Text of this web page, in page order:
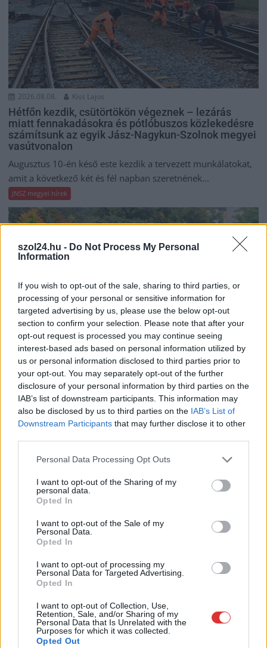
szol24.hu - Do Not Process My Personal
Information
If you wish to opt-out of the sale, sharing to third parties, or
processing of your personal or sensitive information for
targeted advertising by us, please use the below opt-out
section to confirm your selection. Please note that after your
opt-out request is processed you may continue seeing
interest-based ads based on personal information utilized by
us or personal information disclosed to third parties prior to
your opt-out. You may separately opt-out of the further
disclosure of your personal information by third parties on the
IAB’s list of downstream participants. This information may
also be disclosed by us to third parties on the IAB’s List of
Downstream Participants that may further disclose it to other
Please note that this website/app uses one or more Google
not limited to your visit or usage behaviour. You may click to
grant or deny consent to Google and its third-party tags to
use your data for below specified purposes in below Google
consent section.
Personal Data Processing Opt Outs
I want to opt-out of the Sharing of my
personal data.
Opted In
I want to opt-out of the Sale of my
Personal Data.
Opted In
I want to opt-out of processing my
Personal Data for Targeted Advertising.
Opted In
I want to opt-out of Collection, Use,
Retention, Sale, and/or Sharing of my
Personal Data that Is Unrelated with the
Purposes for which it was collected.
Opted Out
2026.08.08. Kiss Lajos
Hétfőn kezdik, csütörtökön végeznek – lezárás
miatt fennakadásokra és pótlóbuszos közlekedésre
számítsunk az egyik Jász-Nagykun-Szolnok megyei
vasútvonalon
Augusztus 10-én késő este kezdik a tervezett munkálatokat,
amit a következő két és fél napban szeretnének...
JNSZ megyei hírek
2026.08.07. Kiss Lajos
Problémák egész Jász-Nagykun-Szolnok
megyében: egyre több otthoni kútból fogy ki a víz
Azok a kutak, ahol elég mélyre fúrtak, aránylag rendben
vannak, ám a gyakoribb, gyűrűs kutak némelyike...
JNSZ megyei hírek